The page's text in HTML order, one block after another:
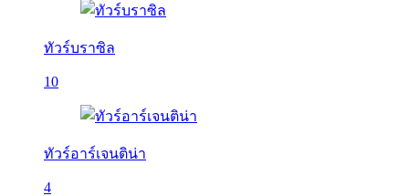
ทัวร์บราซิล
10
ทัวร์อาร์เจนติน่า
4